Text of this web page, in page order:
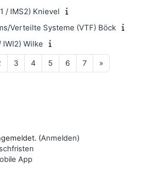
/ IMS2) Knievel
Verteilte Systeme (VTF) Böck
IWI2) Wilke
Seite 2
3Seite 3
4Seite 4
5Seite 5
6Seite 6
7Seite 7
»Nächste Seite
(Anmelden)
App